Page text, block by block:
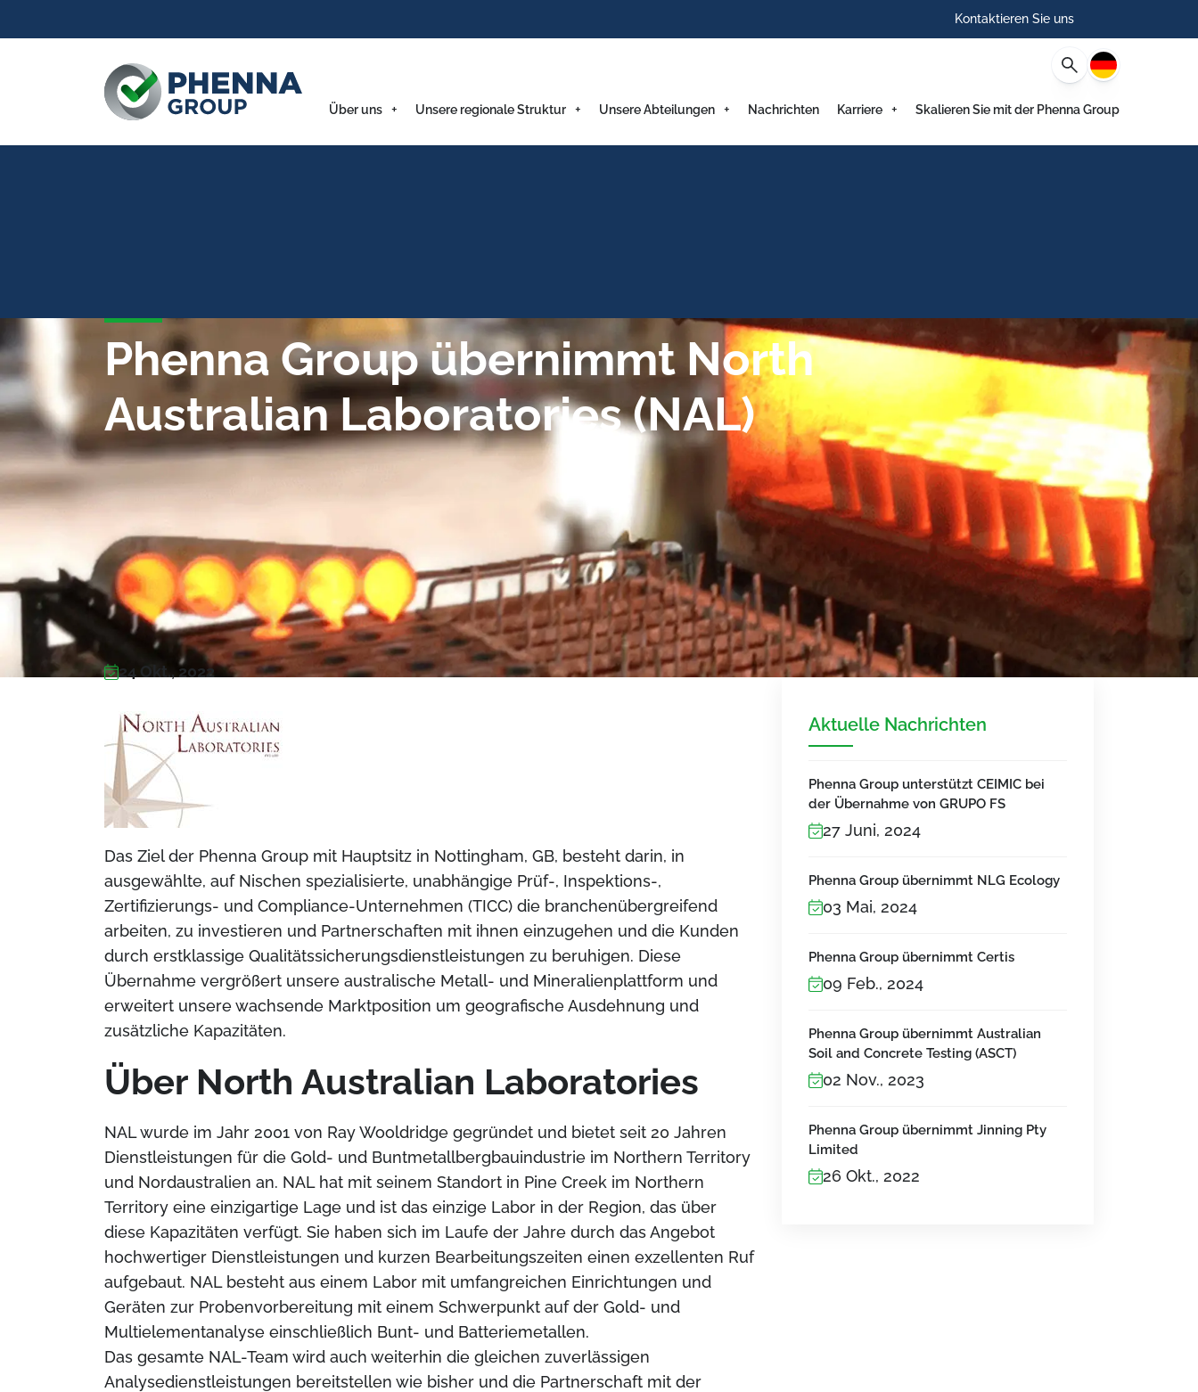
Kontaktieren Sie uns
Deutsch
Über uns Unsere regionale Struktur Unsere Abteilungen Nachrichten Karriere Skalieren Sie mit der Phenna Group
Phenna Group übernimmt North
Australian Laboratories (NAL)
24 Okt., 2022
Das Ziel der Phenna Group mit Hauptsitz in Nottingham, GB, besteht darin, in
ausgewählte, auf Nischen spezialisierte, unabhängige Prüf-, Inspektions-,
Zertifizierungs- und Compliance-Unternehmen (TICC) die branchenübergreifend
arbeiten, zu investieren und Partnerschaften mit ihnen einzugehen und die Kunden
durch erstklassige Qualitätssicherungsdienstleistungen zu beruhigen. Diese
Übernahme vergrößert unsere australische Metall- und Mineralienplattform und
erweitert unsere wachsende Marktposition um geografische Ausdehnung und
zusätzliche Kapazitäten.
Über North Australian Laboratories
NAL wurde im Jahr 2001 von Ray Wooldridge gegründet und bietet seit 20 Jahren
Dienstleistungen für die Gold- und Buntmetallbergbauindustrie im Northern Territory
und Nordaustralien an. NAL hat mit seinem Standort in Pine Creek im Northern
Territory eine einzigartige Lage und ist das einzige Labor in der Region, das über
diese Kapazitäten verfügt. Sie haben sich im Laufe der Jahre durch das Angebot
hochwertiger Dienstleistungen und kurzen Bearbeitungszeiten einen exzellenten Ruf
aufgebaut. NAL besteht aus einem Labor mit umfangreichen Einrichtungen und
Geräten zur Probenvorbereitung mit einem Schwerpunkt auf der Gold- und
Multielementanalyse einschließlich Bunt- und Batteriemetallen.
Das gesamte NAL-Team wird auch weiterhin die gleichen zuverlässigen
Analysedienstleistungen bereitstellen wie bisher und die Partnerschaft mit der
Aktuelle Nachrichten
Phenna Group unterstützt CEIMIC bei
der Übernahme von GRUPO FS
27 Juni, 2024
Phenna Group übernimmt NLG Ecology
03 Mai, 2024
Phenna Group übernimmt Certis
09 Feb., 2024
Phenna Group übernimmt Australian
Soil and Concrete Testing (ASCT)
02 Nov., 2023
Phenna Group übernimmt Jinning Pty
Limited
26 Okt., 2022